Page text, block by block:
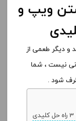
ویپ و
و دیگر طعمی از
نیست ، شما
شود .